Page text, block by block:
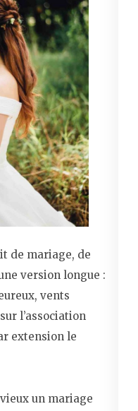
de mariage, de
version longue :
vents
l’association
extension le
un mariage